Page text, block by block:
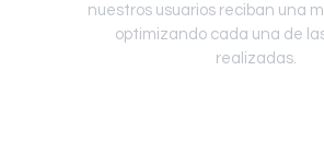
nuestros usuarios reciban una
optimizando cada una de
realizadas.